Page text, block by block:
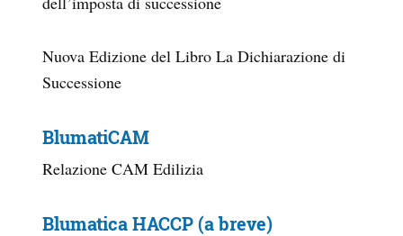
Nuova Edizione del Libro La Dichiarazione di
Successione
BlumatiCAM
Relazione CAM Edilizia
Blumatica HACCP (a breve)